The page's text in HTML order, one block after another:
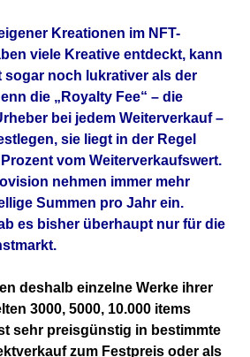
Kreationen im NFT-
viele Kreative entdeckt, kann
sogar noch lukrativer als der
die „Royalty Fee“ – die
bei jedem Weiterverkauf –
sie liegt in der Regel
vom Weiterverkaufswert.
nehmen immer mehr
Summen pro Jahr ein.
es bisher überhaupt nur für die
deshalb einzelne Werke ihrer
3000, 5000, 10.000 items
sehr preisgünstig in bestimmte
zum Festpreis oder als